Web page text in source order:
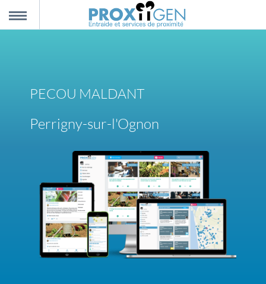
PECOU MALDANT
Perrigny-sur-l'Ognon